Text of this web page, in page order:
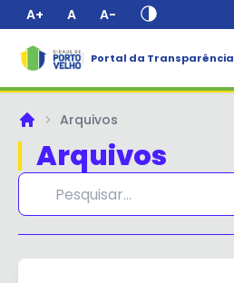
A+ A A-
Portal da Transparência
PrincipalArquivos
Arquivos
✕